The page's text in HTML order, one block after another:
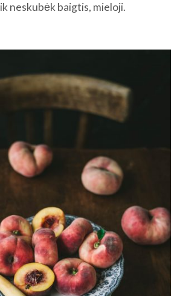
neskubėk baigtis, mieloji.